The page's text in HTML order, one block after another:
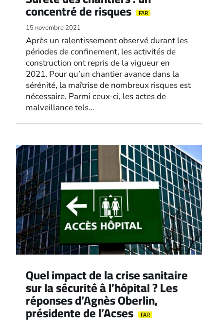
concentré de risques FAR
15 novembre 2021
Après un ralentissement observé durant les
périodes de confinement, les activités de
construction ont repris de la vigueur en
2021. Pour qu’un chantier avance dans la
sérénité, la maîtrise de nombreux risques est
nécessaire. Parmi ceux-ci, les actes de
malveillance tels…
Quel impact de la crise sanitaire
sur la sécurité à l’hôpital ? Les
réponses d’Agnès Oberlin,
présidente de l’Acses FAR